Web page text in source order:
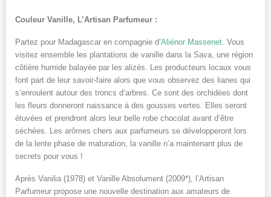
Couleur Vanille, L’Artisan Parfumeur :
Partez pour Madagascar en compagnie d’Aliénor Massenet. Vous
visitez ensemble les plantations de vanille dans la Sava, une région
côtière humide balayée par les alizés. Les producteurs locaux vous
font part de leur savoir-faire alors que vous observez des lianes qui
s’enroulent autour des troncs d’arbres. Ce sont des orchidées dont
les fleurs donneront naissance à des gousses vertes. Elles seront
étuvées et prendront alors leur belle robe chocolat avant d’être
séchées. Les arômes chers aux parfumeurs se développeront lors
de la lente phase de maturation, la vanille n’a maintenant plus de
secrets pour vous !
Après Vanilia (1978) et Vanille Absolument (2009*), l’Artisan
Parfumeur propose une nouvelle destination aux amateurs de